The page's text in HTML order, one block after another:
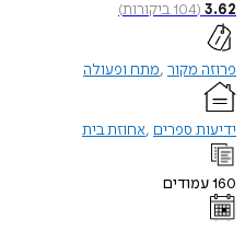
104 ביקורות)
מקור מתח ופעולה
ספרים אחוזת בית